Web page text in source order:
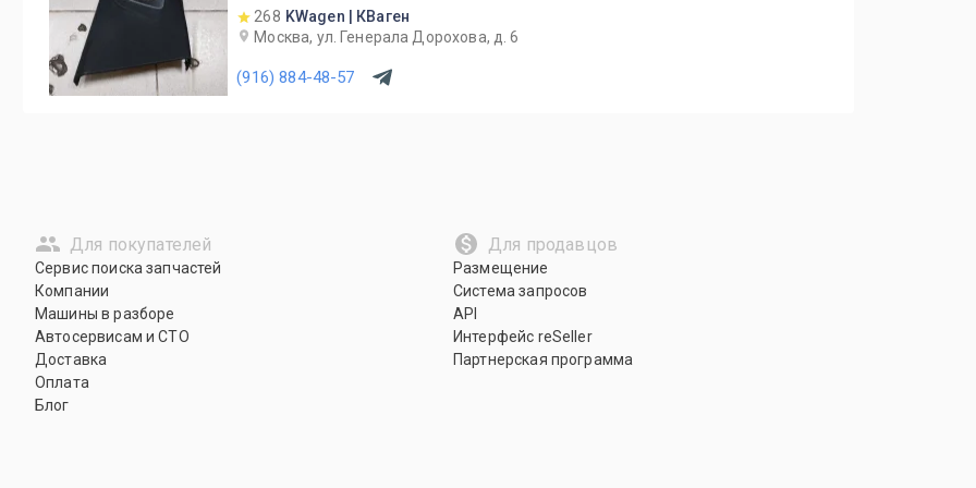
268 KWagen | КВаген
Москва, ул. Генерала Дорохова, д. 6
(916) 884-48-57
Для покупателей
Сервис поиска запчастей
Компании
Машины в разборе
Автосервисам и СТО
Доставка
Оплата
Блог
Для продавцов
Размещение
Система запросов
API
Интерфейс reSeller
Партнерская программа